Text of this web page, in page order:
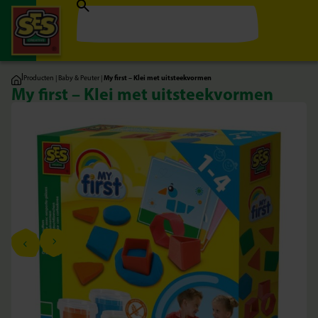
|Producten | Baby & Peuter |My first – Klei met uitsteekvormen
My first – Klei met uitsteekvormen